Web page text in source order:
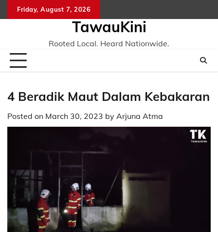
to
Friday, August 7, 2026
TawauKini
Rooted Local. Heard Nationwide.
4 Beradik Maut Dalam Kebakaran
Posted on March 30, 2023 by Arjuna Atma